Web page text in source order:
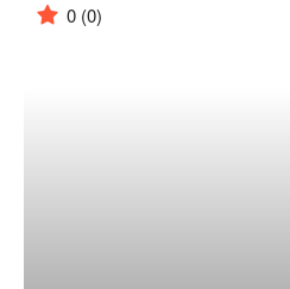
0 (0)